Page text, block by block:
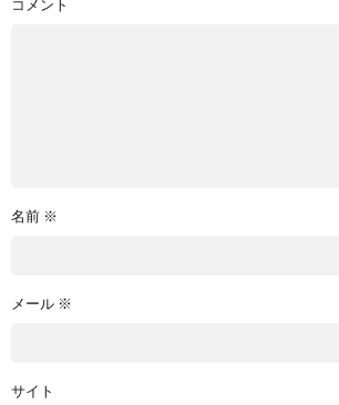
コメント
名前 ※
メール ※
サイト